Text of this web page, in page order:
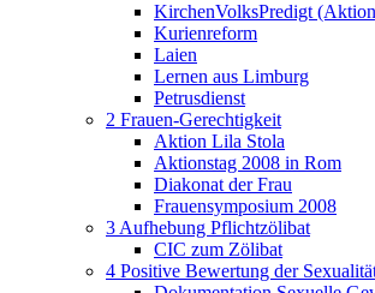
KirchenVolksPredigt
Kurienreform
Laien
Lernen aus Limburg
Petrusdienst
2 Frauen-Gerechtigkeit
Aktion Lila Stola
Aktionstag 2008 in Rom
Diakonat der Frau
Frauensymposium 2008
3 Aufhebung Pflichtzölibat
CIC zum Zölibat
4 Positive Bewertung der